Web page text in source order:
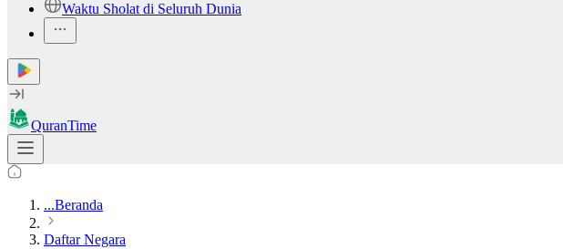
Waktu Sholat di Seluruh Dunia
QuranTime
...Beranda
Daftar Negara